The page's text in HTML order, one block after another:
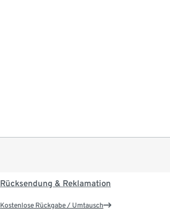
Rücksendung & Reklamation
Kostenlose Rückgabe / Umtausch